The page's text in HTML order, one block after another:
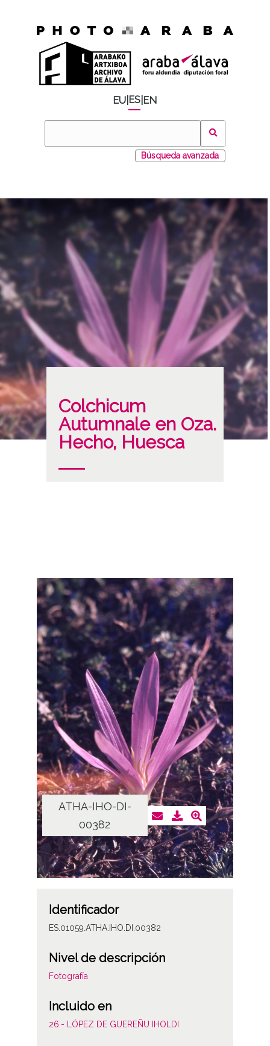
EU ES EN
Búsqueda avanzada
Colchicum
Autumnale en Oza.
Hecho, Huesca
ATHA-IHO-DI-
00382
Identificador
ES.01059.ATHA.IHO.DI.00382
Nivel de descripción
Fotografía
Incluido en
26.- LÓPEZ DE GUEREÑU IHOLDI